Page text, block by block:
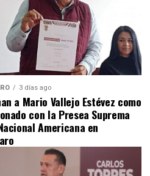
3 días ago
a Mario Vallejo Estévez como
con la Presea Suprema
Americana en